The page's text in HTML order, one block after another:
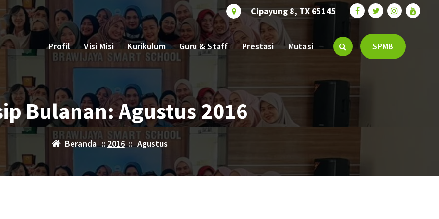
Cipayung 8, TX 65145
Profil Visi Misi Kurikulum Guru & Staff Prestasi Mutasi SPMB
Bulanan: Agustus 2016
Beranda ::2016:: Agustus